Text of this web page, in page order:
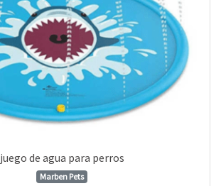
juego de agua para perros
Marben Pets